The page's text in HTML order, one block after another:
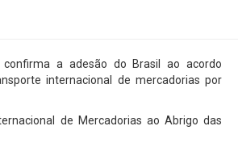
a adesão do Brasil ao acordo
internacional de mercadorias por
de Mercadorias ao Abrigo das